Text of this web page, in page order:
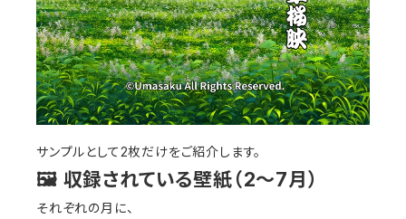
サンプルとして2枚だけをご紹介します。
🖼 収録されている壁紙（2〜7月）
それぞれの月に、